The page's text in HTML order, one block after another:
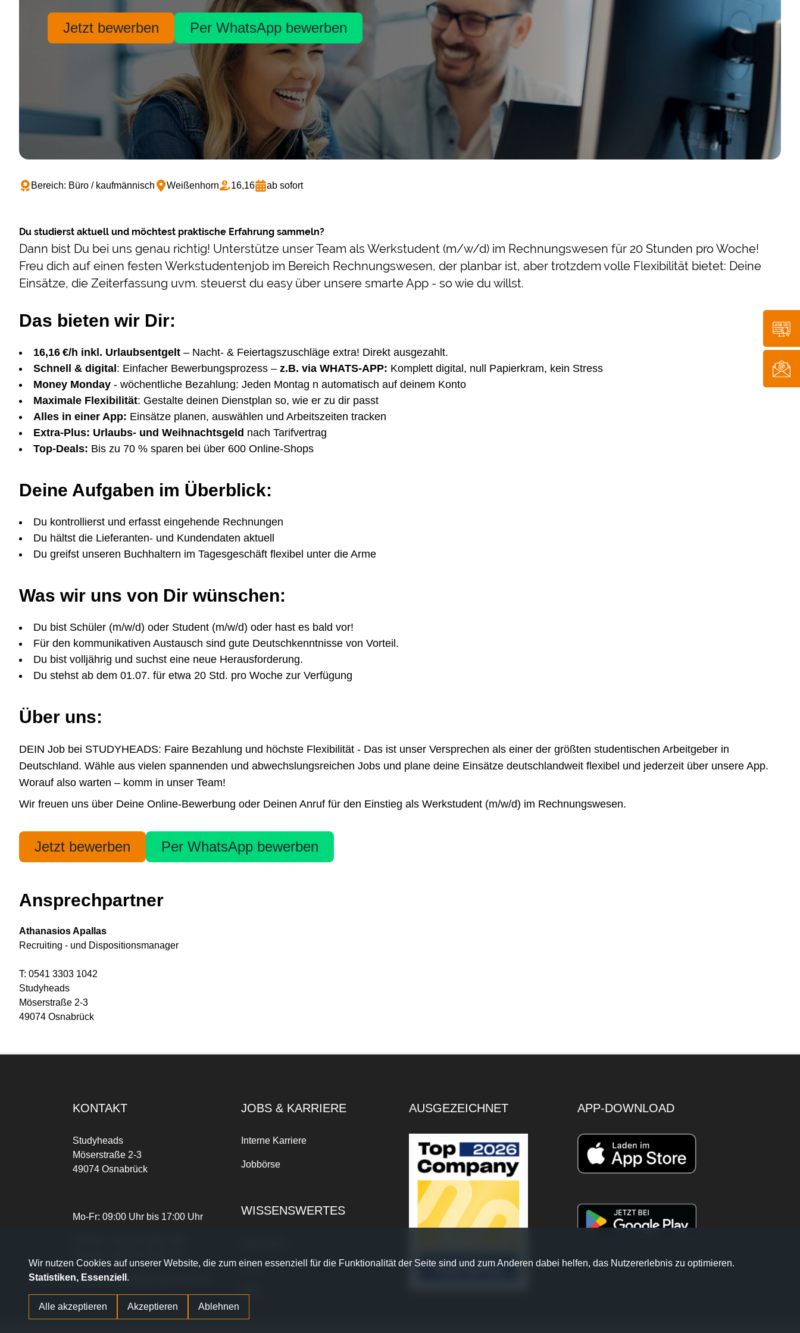
Jetzt bewerben Per WhatsApp bewerben
Weißenhorn
Bereich: Büro / kaufmännisch 16,16 ab sofort
Du studierst aktuell und möchtest praktische Erfahrung sammeln?
Dann bist Du bei uns genau richtig! Unterstütze unser Team als Werkstudent (m/w/d) im Rechnungswesen für 20 Stunden pro Woche!
Freu dich auf einen festen Werkstudentenjob im Bereich Rechnungswesen, der planbar ist, aber trotzdem volle Flexibilität bietet: Deine
Einsätze, die Zeiterfassung uvm. steuerst du easy über unsere smarte App - so wie du willst.
Das bieten wir Dir:
16,16 €/h inkl. Urlaubsentgelt – Nacht- & Feiertagszuschläge extra! Direkt ausgezahlt.
Schnell & digital : Einfacher Bewerbungsprozess – z.B. via WHATS-APP: Komplett digital, null Papierkram, kein Stress
Money Monday - wöchentliche Bezahlung: Jeden Montag n automatisch auf deinem Konto
Maximale Flexibilität: Gestalte deinen Dienstplan so, wie er zu dir passt
Alles in einer App: Einsätze planen, auswählen und Arbeitszeiten tracken
Extra-Plus: Urlaubs- und Weihnachtsgeld nach Tarifvertrag
Top-Deals: Bis zu 70 % sparen bei über 600 Online-Shops
Deine Aufgaben im Überblick:
Du kontrollierst und erfasst eingehende Rechnungen
Du hältst die Lieferanten- und Kundendaten aktuell
Du greifst unseren Buchhaltern im Tagesgeschäft flexibel unter die Arme
Was wir uns von Dir wünschen:
Du bist Schüler (m/w/d) oder Student (m/w/d) oder hast es bald vor!
Für den kommunikativen Austausch sind gute Deutschkenntnisse von Vorteil.
Du bist volljährig und suchst eine neue Herausforderung.
Du stehst ab dem 01.07. für etwa 20 Std. pro Woche zur Verfügung
Über uns:
DEIN Job bei STUDYHEADS: Faire Bezahlung und höchste Flexibilität - Das ist unser Versprechen als einer der größten studentischen Arbeitgeber in
Deutschland. Wähle aus vielen spannenden und abwechslungsreichen Jobs und plane deine Einsätze deutschlandweit flexibel und jederzeit über unsere App.
Worauf also warten – komm in unser Team!
Wir freuen uns über Deine Online-Bewerbung oder Deinen Anruf für den Einstieg als Werkstudent (m/w/d) im Rechnungswesen.
Jetzt bewerben Per WhatsApp bewerben
Ansprechpartner
Athanasios Apallas
Recruiting - und Dispositionsmanager
T: 0541 3303 1042
Studyheads
Möserstraße 2-3
49074 Osnabrück
KONTAKT
Studyheads
Möserstraße 2-3
49074 Osnabrück
Mo-Fr: 09:00 Uhr bis 17:00 Uhr
E-Mail:dein.job@studyheads.de
JOBS & KARRIERE
Interne Karriere
Jobbörse
WISSENSWERTES
Blog
AUSGEZEICHNET APP-DOWNLOAD
Wir nutzen Cookies auf unserer Website, die zum einen essenziell für die Funktionalität der Seite sind und zum Anderen dabei helfen, das Nutzererlebnis zu optimieren.
Statistiken, Essenziell .
Ablehnen
Alle akzeptieren Akzeptieren